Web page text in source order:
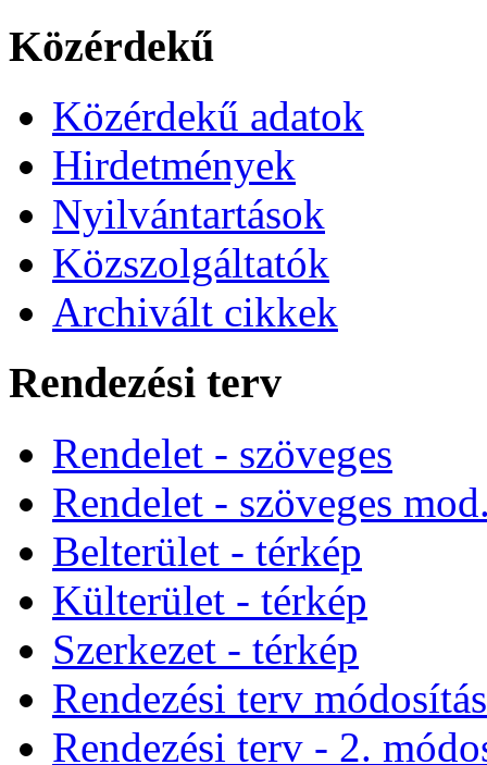
Közérdekű
Közérdekű adatok
Hirdetmények
Nyilvántartások
Közszolgáltatók
Archivált cikkek
Rendezési terv
Rendelet - szöveges
Rendelet - szöveges
Belterület - térkép
Külterület - térkép
Szerkezet - térkép
Rendezési terv
Rendezési terv - 2.